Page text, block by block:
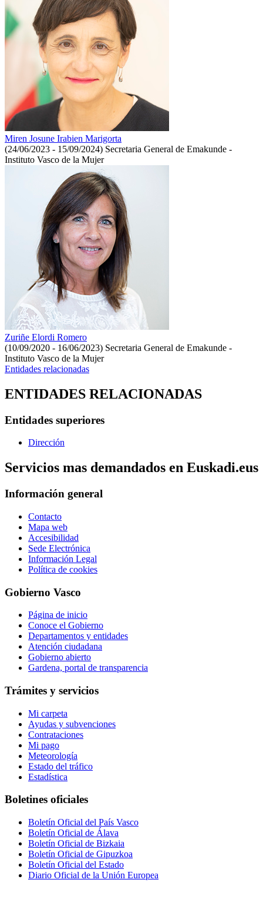
Miren Josune Irabien Marigorta
(24/06/2023 - 15/09/2024) Secretaria General de Emakunde -
Instituto Vasco de la Mujer
Zuriñe Elordi Romero
(10/09/2020 - 16/06/2023) Secretaria General de Emakunde -
Instituto Vasco de la Mujer
Entidades relacionadas
ENTIDADES RELACIONADAS
Entidades superiores
Dirección
Servicios mas demandados en Euskadi.eus
Información general
Contacto
Mapa web
Accesibilidad
Sede Electrónica
Información Legal
Política de cookies
Gobierno Vasco
Página de inicio
Conoce el Gobierno
Departamentos y entidades
Atención ciudadana
Gobierno abierto
Gardena, portal de transparencia
Trámites y servicios
Mi carpeta
Ayudas y subvenciones
Contrataciones
Mi pago
Meteorología
Estado del tráfico
Estadística
Boletines oficiales
Boletín Oficial del País Vasco
Boletín Oficial de Álava
Boletín Oficial de Bizkaia
Boletín Oficial de Gipuzkoa
Boletín Oficial del Estado
Diario Oficial de la Unión Europea